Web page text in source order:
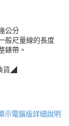
公分
般尺量線的長度
錶帶。
貨◢
示電腦版詳細說明